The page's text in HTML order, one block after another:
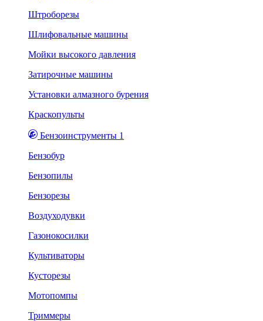
Штроборезы
Шлифовальные машины
Мойки высокого давления
Затирочные машины
Установки алмазного бурения
Краскопульты
Бензоинструменты 1
Бензобур
Бензопилы
Бензорезы
Воздуходувки
Газонокосилки
Культиваторы
Кусторезы
Мотопомпы
Триммеры